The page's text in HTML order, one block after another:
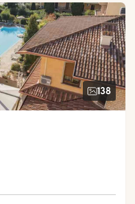
138
4.2 of 5